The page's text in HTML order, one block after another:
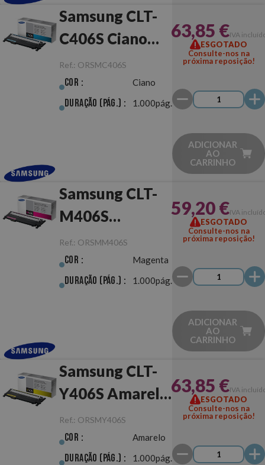
Samsung CLT-
C406S Ciano
Original
Ref.: ORSMC406S
Cor : Ciano
Duração (pág.) : 1.000pág.
63,85 €IVA
ESGOTADO
Consulte-nos na
próxima reposição!
ADICIONAR
AO
CARRINHO
Samsung CLT-
M406S
Magenta
Original
Ref.: ORSMM406S
Cor : Magenta
Duração (pág.) : 1.000pág.
59,20 €IVA
ESGOTADO
Consulte-nos na
próxima reposição!
ADICIONAR
AO
CARRINHO
Samsung CLT-
Y406S Amarelo
Original
Ref.: ORSMY406S
Cor : Amarelo
Duração (pág.) : 1.000pág.
63,85 €IVA
ESGOTADO
Consulte-nos na
próxima reposição!